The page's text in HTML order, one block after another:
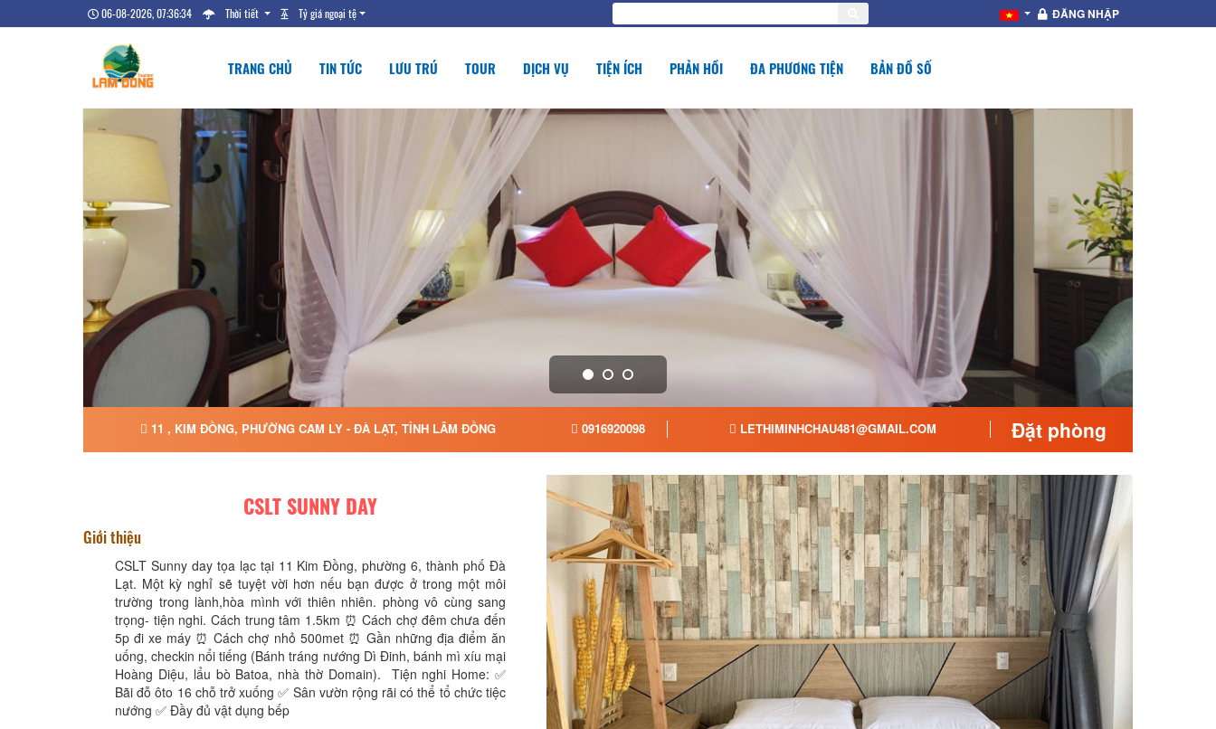
06-08-2026, 07:36:35 Thời tiết Tỷ giá ngoại tệ ĐĂNG NHẬP
TRANG CHỦ TIN TỨC LƯU TRÚ TOUR DỊCH VỤ TIỆN ÍCH PHẢN HỒI ĐA PHƯƠNG TIỆN BẢN ĐỒ SỐ
11 , KIM ĐỒNG, PHƯỜNG CAM LY - ĐÀ LẠT, TỈNH LÂM ĐỒNG 0916920098 LETHIMINHCHAU481@GMAIL.COM Đặt phòng
CSLT SUNNY DAY
Giới thiệu
CSLT Sunny day tọa lạc tại 11 Kim Đồng, phường 6, thành phố Đà
Lạt. Một kỳ nghỉ sẽ tuyệt vời hơn nếu bạn được ở trong một môi
trường trong lành,hòa mình với thiên nhiên. phòng vô cùng sang
trọng- tiện nghi. Cách trung tâm 1.5km ⏰ Cách chợ đêm chưa đến
5p đi xe máy ⏰ Cách chợ nhỏ 500met ⏰ Gần những địa điểm ăn
uống, checkin nổi tiếng (Bánh tráng nướng Dì Đinh, bánh mì xíu mại
Hoàng Diệu, lẩu bò Batoa, nhà thờ Domain). Tiện nghi Home: ✅
Bãi đỗ ôto 16 chỗ trở xuống ✅ Sân vườn rộng rãi có thể tổ chức tiệc
nướng ✅ Đầy đủ vật dụng bếp